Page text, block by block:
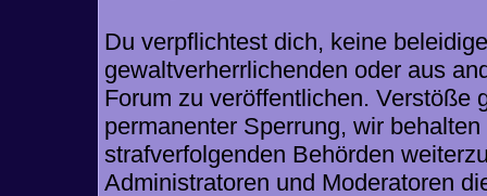
Du verpflichtest dich, keine
gewaltverherrlichenden oder aus
Forum zu veröffentlichen. Verstöße
permanenter Sperrung, wir
strafverfolgenden Behörden
Administratoren und Moderatoren